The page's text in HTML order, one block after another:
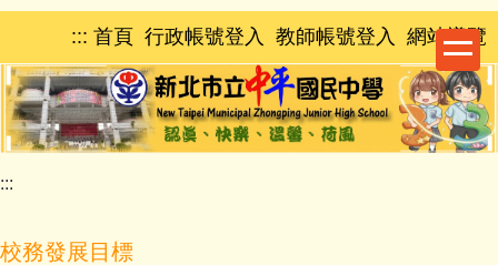
跳
主
要
內
容
區
::: 首頁 行政帳號登入 教師帳號登入 網站導覽
:::
校務發展目標